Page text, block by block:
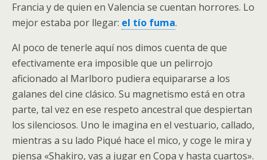
Francia y de quien en Valencia se cuentan horrores. Lo
mejor estaba por llegar: el tío fuma.
Al poco de tenerle aquí nos dimos cuenta de que
efectivamente era imposible que un pelirrojo
aficionado al Marlboro pudiera equipararse a los
galanes del cine clásico. Su magnetismo está en otra
parte, tal vez en ese respeto ancestral que despiertan
los silenciosos. Uno le imagina en el vestuario, callado,
mientras a su lado Piqué hace el mico, y coge le mira y
piensa «Shakiro, vas a jugar en Copa y hasta cuartos».